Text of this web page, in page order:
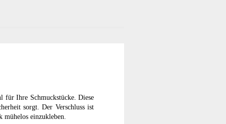
für Ihre Schmuckstücke. Diese
sorgt. Der Verschluss ist
mühelos einzukleben.